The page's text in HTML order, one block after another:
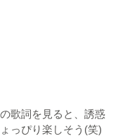
歌詞を見ると、誘惑
っぴり楽しそう(笑)